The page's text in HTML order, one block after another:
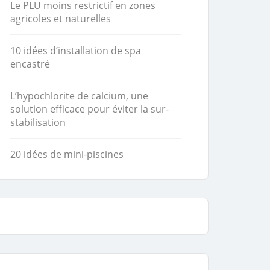
Le PLU moins restrictif en zones
agricoles et naturelles
10 idées d’installation de spa
encastré
L’hypochlorite de calcium, une
solution efficace pour éviter la sur-
stabilisation
20 idées de mini-piscines